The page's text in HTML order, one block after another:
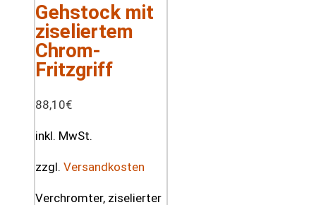
Gehstock mit
ziseliertem
Chrom-
Fritzgriff
88,10€
inkl. MwSt.
zzgl. Versandkosten
Verchromter, ziselierter